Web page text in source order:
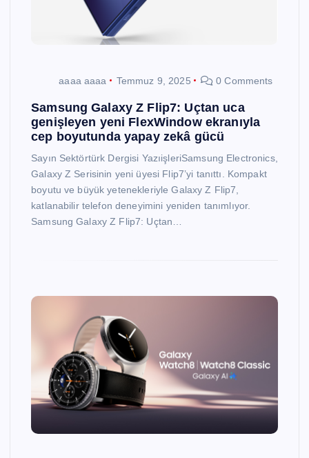
aaaa aaaa Temmuz 9, 2025 0 Comments
Samsung Galaxy Z Flip7: Uçtan uca
genişleyen yeni FlexWindow ekranıyla
cep boyutunda yapay zekâ gücü
Sayın Sektörtürk Dergisi YazıişleriSamsung Electronics,
Galaxy Z Serisinin yeni üyesi Flip7’yi tanıttı. Kompakt
boyutu ve büyük yetenekleriyle Galaxy Z Flip7,
katlanabilir telefon deneyimini yeniden tanımlıyor.
Samsung Galaxy Z Flip7: Uçtan…